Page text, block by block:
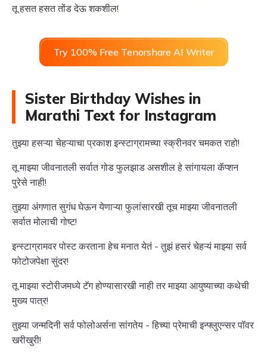
तू हसत हसत तोंड देऊ शकशील!
Try 100% Free Tenorshare AI Writer
Sister Birthday Wishes in
Marathi Text for Instagram
तुझ्या हसऱ्या चेहऱ्याचा प्रकाश इन्स्टाग्रामच्या स्क्रीनवर चमकत राहो!
तू माझ्या जीवनातली सर्वात गोड फुलझाड असशील हे सांगायला कॅप्शन
पुरेसे नाही!
तुझ्या अंगणात सुगंध घेऊन येणाऱ्या फुलांसारखी तूच माझ्या जीवनातली
सर्वात मोलाची गोष्ट!
इन्स्टाग्रामवर पोस्ट करताना हेच मनात येतं - तुझं हसरं चेहऱ्यं माझ्या सर्व
फोटोजपेक्षा सुंदर!
तू माझ्या स्टोरीजमध्ये टॅग होण्यासारखी नाही तर माझ्या आयुष्याच्या कथेची
मुख्य पात्र!
तुझ्या जन्मदिनी सर्व फोलोअर्सना सांगतेय - हिच्या प्रेमाची इन्फ्लुएन्सर पॉवर
खरीखुरी!